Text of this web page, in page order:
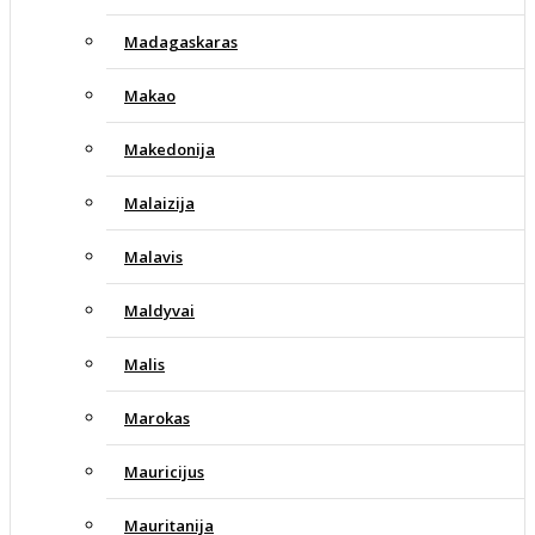
Madagaskaras
Makao
Makedonija
Malaizija
Malavis
Maldyvai
Malis
Marokas
Mauricijus
Mauritanija